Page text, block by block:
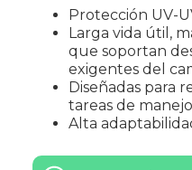
Protección UV-
Larga vida útil,
que soportan
exigentes del
Diseñadas para
tareas de
Alta